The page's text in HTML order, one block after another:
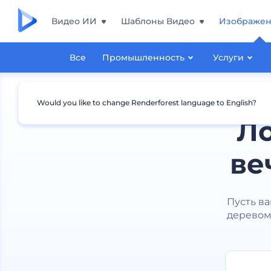
Видео ИИ Шаблоны Видео
Все Промышленность Услуги
Пусть
Would you like to change Renderforest language to English?